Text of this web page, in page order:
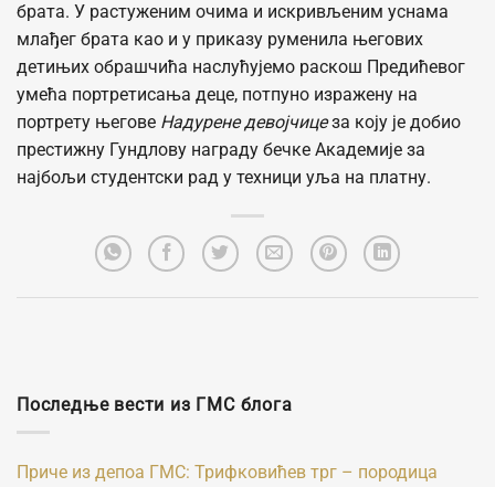
брата. У растуженим очима и искривљеним уснама
млађег брата као и у приказу руменила његових
детињих обрашчића наслућујемо раскош Предићевог
умећа портретисања деце, потпуно изражену на
портрету његове Надурене девојчицеза коју је добио
престижну Гундлову награду бечке Академије за
најбољи студентски рад у техници уља на платну.
Последње вести из ГМС блога
Приче из депоа ГМС: Трифковићев трг – породица